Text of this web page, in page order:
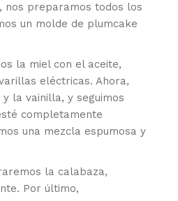
nos preparamos todos los
un molde de plumcake
la miel con el aceite,
eléctricas. Ahora,
la vainilla, y seguimos
completamente
una mezcla espumosa y
la calabaza,
Por último,